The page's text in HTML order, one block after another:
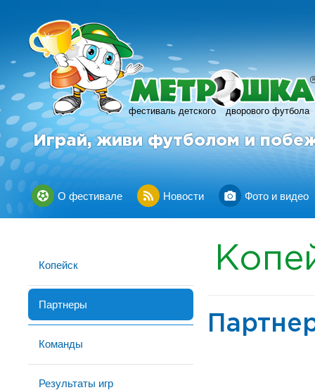
фестиваль детского дворового футбола
R
Играй, живи футболом и
О фестивале Новости Фото и видео
Копейск
Партнеры
Команды
Результаты игр